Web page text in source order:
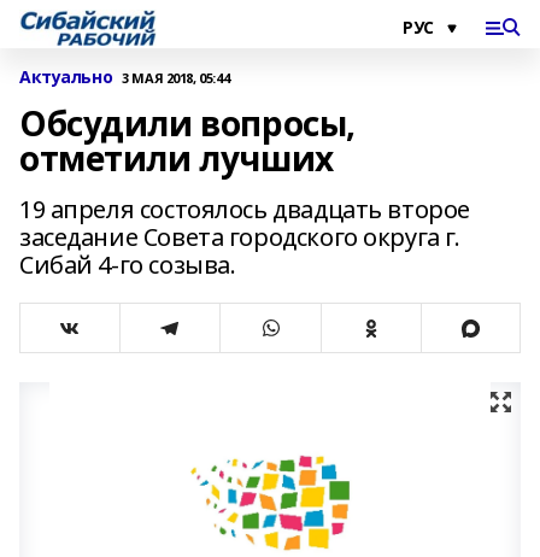
Актуально 3 МАЯ 2018, 05:44
Обсудили вопросы,
отметили лучших
19 апреля состоялось двадцать второе
заседание Совета городского округа г.
Сибай 4-го созыва.